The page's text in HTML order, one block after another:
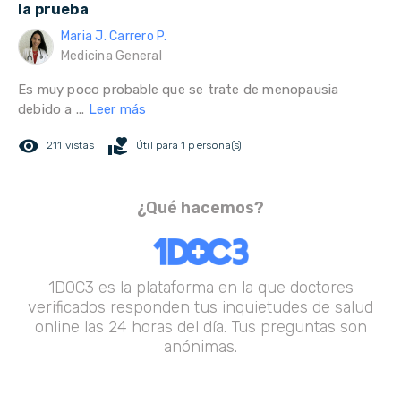
la prueba
Maria J. Carrero P.
Medicina General
Es muy poco probable que se trate de menopausia
debido a ... Leer más
remove_red_eye 211 vistas volunteer_activism Útil para 1 persona(s)
¿Qué hacemos?
1DOC3 es la plataforma en la que doctores
verificados responden tus inquietudes de salud
online las 24 horas del día. Tus preguntas son
anónimas.